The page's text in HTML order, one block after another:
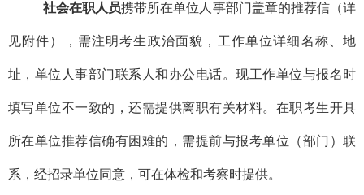
社会在职人员携带所在单位人事部门盖章的推荐信 （详
见附件） ，需注明考生政治面貌，工作单位详细名称、地
址，单位人事部门联系人和办公电话。现工作单位与报名时
填写单位不一致的，还需提供离职有关材料。 在职考生开具
所在单位推荐信确有困难的，需提前与报考单位（部门）联
系，经招录单位同意，可在体检和考察时提供。